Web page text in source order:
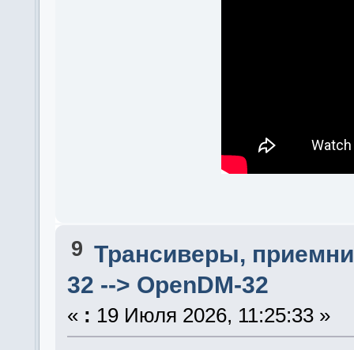
9 Трансиверы,
32 --> OpenDM-32
« : 19 Июля 2026, 11:25:33 »